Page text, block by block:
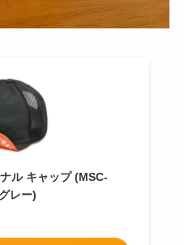
ル キャップ (MSC-
レー)